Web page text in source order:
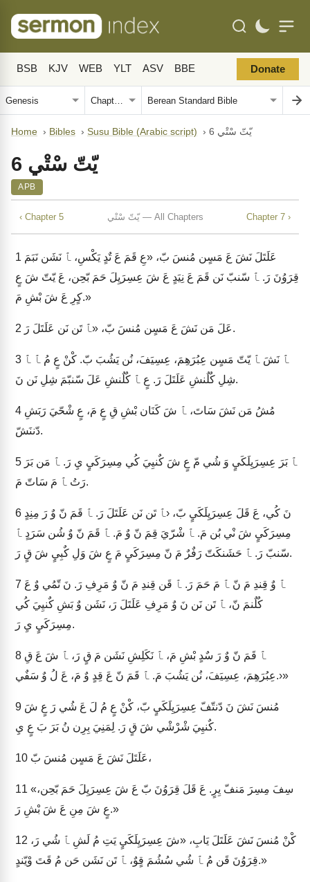
BSB KJV WEB YLT ASV BBE Donate
Home › Bibles › Susu Bible (Arabic script) › يّتّ سْتْي 6
يّتّ سْتْي 6
APB
‹ Chapter 5 يّتّ سْتْي — All Chapters Chapter 7 ›
1
قِرَوُنَ رَ. ﭑ سّنبّ نَن قَمَ عَ نِيَدٍ عَ شَ عِسِرَيِلَ حَمَ بّحِن، عَ يّتّ شَ عٍ
كٍرِ عَ شَ بْشِ مَ.»
2 عَلَ مَن نَشَ عَ مَسٍن مُنسَ بّ، «ﭑ تَن نَن عَلَتَلَ رَ.
3
شِلِ كٌلٌنشِ عَلَتَلَ رَ. عٍ ﭑ كٌلٌنشِ عَلَ سّنبّمَ شِلِ نَن نَ.
4
دّننَشّ.
5
رَتُ ﭑ مَ سَاتّ مَ.
6
مِسِرَكَيٍ شَ نْي بُن مَ. ﭑ شْرّيَ قِمَ نّ وٌ مَ. ﭑ قَمَ نّ وٌ شُن سَرَدٍ ﭑ
سّنبّ رَ. ﭑ حَشَنكَتّ رَفٌرٌ مَ نّ مِسِرَكَيٍ مَ عٍ شَ وَلِ كٌبِيٍ شَ قٍ رَ.
7
كٌلٌنمَ نّ، ﭑ تَن نَن نَ وٌ مَرِفِ عَلَتَلَ رَ، نَشَن وٌ بَشِ كٌنيِيَ كُي
مِسِرَكَيٍ يِ رَ.
8
عِبُرَهِمَ، عِسِيَفَ، نُن يَشُبَ مَ. ﭑ قَمَ نّ عَ قِدٍ وٌ مَ، عَ لُ وٌ سَفٌي.›»
9
كٌنيِيَ شْرْشْي شَ قٍ رَ. لِمَنِيَ بِرِن نُ بَرَ بَ عٍ يِ.
10 عَلَتَلَ نَشَ عَ مَسٍن مُنسَ بّ،
11 «سِفَ مِسِرَ مَنفّ يِرٍ. عَ قَلَ قِرَوُنَ بّ عَ شَ عِسِرَيِلَ حَمَ بّحِن،
عٍ شَ مِنِ عَ شَ بْشِ رَ.»
12
قِرَوُنَ قَن مُ ﭑ شُي سُشُمَ قٍوٌ، ﭑ تَن نَشَن حَن مُ قَتَ وْيّندٍ.»